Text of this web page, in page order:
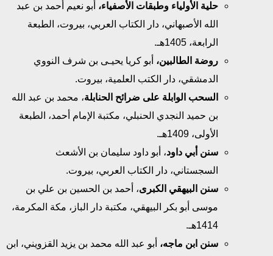
حلية الأولياء وطبقات الأصفياء، أبو نعيم أحمد بن عبد
الله الأصبهاني، دار الكتاب العربي، بيروت، الطبعة
الرابعة، 1405هـ.
روضة الطالبين، أبو كريا يحيـى بن شرف النووي
الدمشقي، دار الكتب العلمية، بيروت.
السحب الوابلة على ضرائح الحنابلة، محمد بن عبد الله
بن حميد النجدي الحنبلي، مكتبة الإمام أحمد، الطبعة
الأولى، 1409هـ.
سنن أبي داود، أبو داود سليمان بن الأشعث
السجستاني، دار الكتاب العربي، بيروت.
سنن البيهقي الكبرى، أحمد بن الحسين بن علي بن
موسى أبو بكر البيهقي، مكتبة دار الباز، مكة المكرمة،
1414هـ.
سنن ابن ماجه، أبو عبد الله محمد بن يزيد القزويني، ابن